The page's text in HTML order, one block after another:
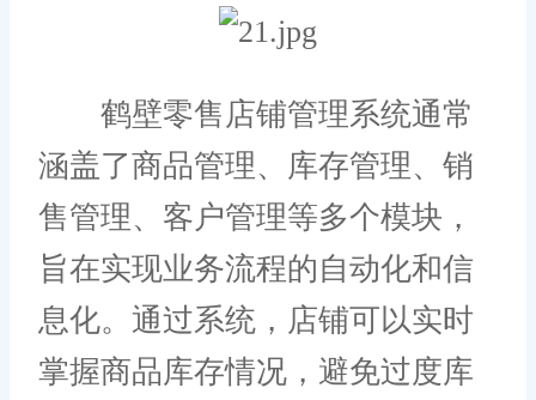
鹤壁零售店铺管理系统通常
涵盖了商品管理、库存管理、销
售管理、客户管理等多个模块，
旨在实现业务流程的自动化和信
息化。通过系统，店铺可以实时
掌握商品库存情况，避免过度库